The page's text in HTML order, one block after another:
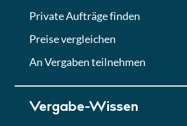
Lektion 6
Abgabe von Angeboten
Lektion
Lektion 7
Finales Quiz
Private Aufträge finden
Preise vergleichen
An Vergaben teilnehmen
Vergabe-Wissen